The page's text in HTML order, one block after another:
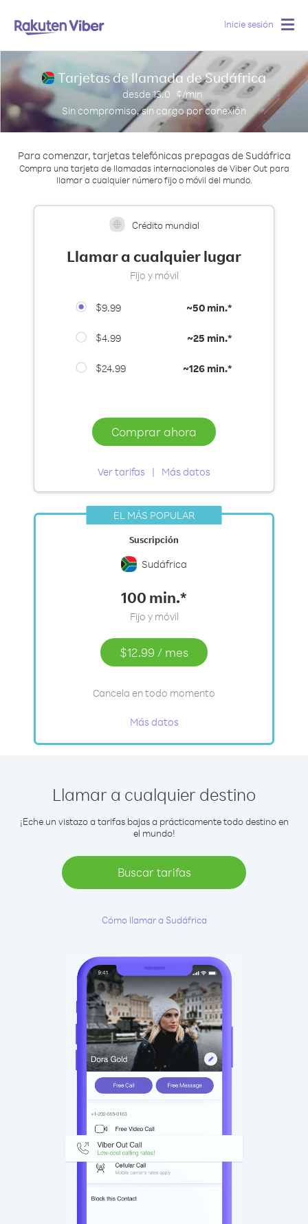
Inicie sesión
Tarjetas de llamada de Sudáfrica
desde13.0 ¢/min
Sin compromiso, sin cargo por conexión
Para comenzar, tarjetas telefónicas prepagas de Sudáfrica
Compra una tarjeta de llamadas internacionales de Viber Out para
llamar a cualquier número fijo o móvil del mundo.
Crédito mundial
Llamar a cualquier lugar
Fijo y móvil
$9.99 ~50 min.*
$4.99 ~25 min.*
$24.99 ~126 min.*
Comprar ahora
Ver tarifas Más datos
EL MÁS POPULAR
Suscripción
Sudáfrica
100 min.*
Fijo y móvil
$12.99 / mes
Cancela en todo momento
Más datos
Llamar a cualquier destino
¡Eche un vistazo a tarifas bajas a prácticamente todo destino en
el mundo!
Buscar tarifas
Cómo llamar a Sudáfrica